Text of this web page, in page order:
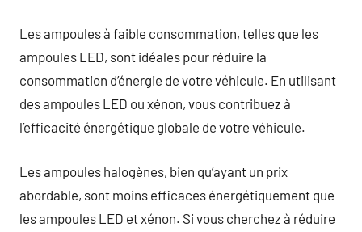
Les ampoules à faible consommation, telles que les
ampoules LED, sont idéales pour réduire la
consommation d’énergie de votre véhicule. En utilisant
des ampoules LED ou xénon, vous contribuez à
l’efficacité énergétique globale de votre véhicule.
Les ampoules halogènes, bien qu’ayant un prix
abordable, sont moins efficaces énergétiquement que
les ampoules LED et xénon. Si vous cherchez à réduire